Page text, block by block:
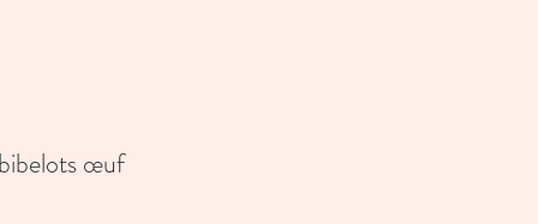
œuf